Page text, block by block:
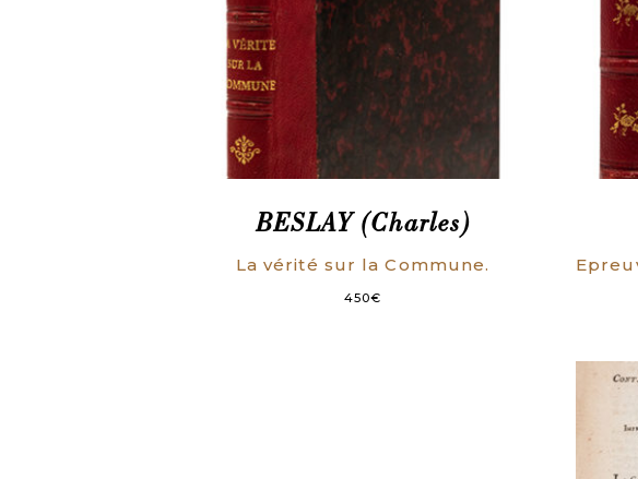
BESLAY (Charles)
La vérité sur la Commune.
450€